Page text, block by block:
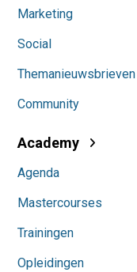
Marketing
Social
Themanieuwsbrieven
Community
Academy
Agenda
Mastercourses
Trainingen
Opleidingen